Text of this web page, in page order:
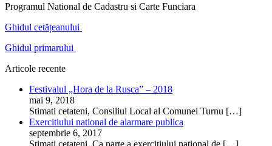
Programul National de Cadastru si Carte Funciara
Ghidul cetățeanului
Ghidul primarului
Articole recente
Festivalul „Hora de la Rusca” – 2018
mai 9, 2018
Stimati cetateni, Consiliul Local al Comunei Turnu […]
Exercitiului national de alarmare publica
septembrie 6, 2017
Stimati cetateni, Ca parte a exercitiului national de […]